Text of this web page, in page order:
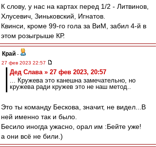
К слову, у нас на картах перед 1/2 - Литвинов,
Хлусевич, Зиньковский, Игнатов.
Квинси, кроме 99-го гола за ВиМ, забил 4-й в
этом розыгрыше КР.
Край -
27 фев 2023 22:57
Дед Слава » 27 фев 2023, 20:57
... Кружева это канешна замечательно, но
кружева ради кружев это не наш метод..
Это ты команду Бескова, значит, не видел...В
ней именно так и было.
Бесило иногда ужасно, орал им :Бейте уже!
а они всё не били.)